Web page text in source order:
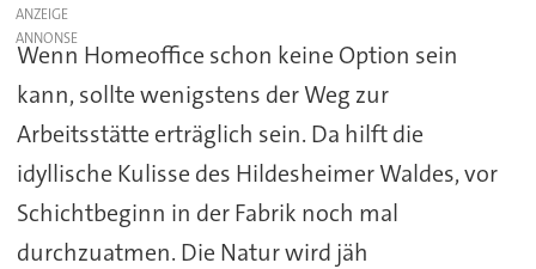
ANZEIGE
Wenn Homeoffice schon keine Option sein
kann, sollte wenigstens der Weg zur
Arbeitsstätte erträglich sein. Da hilft die
idyllische Kulisse des Hildesheimer Waldes, vor
Schichtbeginn in der Fabrik noch mal
durchzuatmen. Die Natur wird jäh